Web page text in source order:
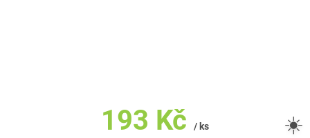
193 Kč / ks ☀️